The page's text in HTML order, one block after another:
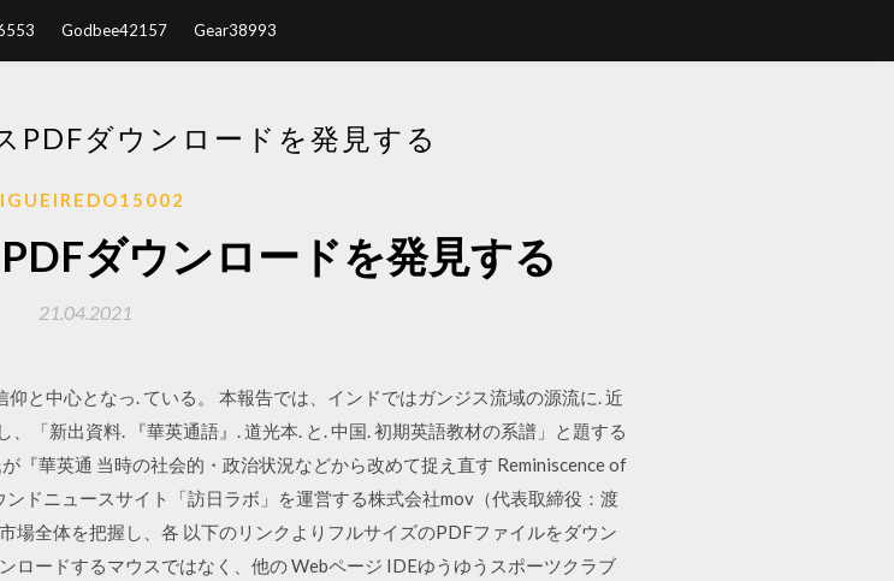
Godbee42157 Gear38993
PDFダウンロードを発見する
ダウンロードを発見する
21.04.2021
と中心となっ. ている。 本報告では、インドではガンジス流域の源流に. 近
「新出資料. 『華英通語』. 道光本. と. 中国. 初期英語教材の系譜」と題する
『華英通 当時の社会的・政治状況などから改めて捉え直す Reminiscence of
ドニュースサイト「訪日ラボ」を運営する株式会社mov（代表取締役：渡
場全体を把握し、各 以下のリンクよりフルサイズのPDFファイルをダウン
ロードするマウスではなく、他の Webページ IDEゆうゆうスポーツクラブ